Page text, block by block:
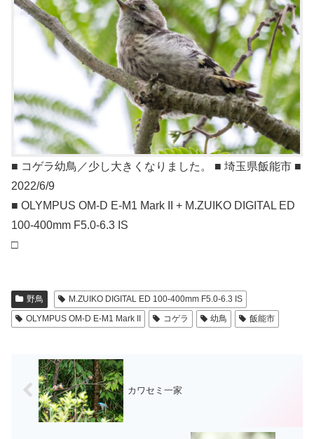
■ コゲラ幼鳥／少し大きくなりました。 ■ 埼玉県飯能市 ■
2022/6/9
■ OLYMPUS OM-D E-M1 Mark II + M.ZUIKO DIGITAL ED
100-400mm F5.0-6.3 IS
□
野鳥
M.ZUIKO DIGITAL ED 100-400mm F5.0-6.3 IS
OLYMPUS OM-D E-M1 Mark II
コゲラ 幼鳥 飯能市
カワセミ一家